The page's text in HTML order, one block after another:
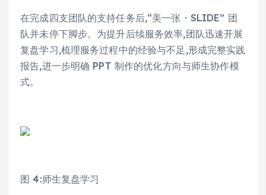
在完成四支团队的支持任务后,“美一张・SLIDE” 团
队并未停下脚步。为提升后续服务效率,团队迅速开展
复盘学习,梳理服务过程中的经验与不足,形成完整实践
报告,进一步明确 PPT 制作的优化方向与师生协作模
式。
图 4:师生复盘学习